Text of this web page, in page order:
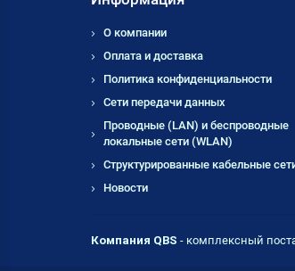
О компании
Оплата и доставка
Политика конфиденциальности
Сети передачи данных
Проводные (LAN) и беспроводные
локальные сети (WLAN)
Структурированные кабельные
Новости
Компания QBS - комплексный